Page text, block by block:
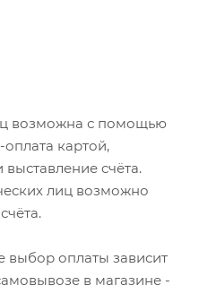
возможна с помощью
картой,
счёта.
лиц возможно
выбор оплаты зависит
в магазине -